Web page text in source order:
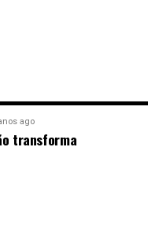
ago
transforma